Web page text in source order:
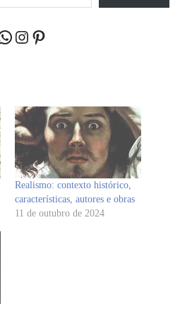
Realismo: contexto histórico,
características, autores e obras
11 de outubro de 2024